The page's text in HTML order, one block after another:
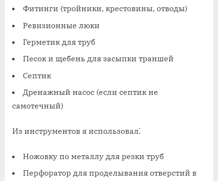
Фитинги (тройники, крестовины, отводы)
Ревизионные люки
Герметик для труб
Песок и щебень для засыпки траншей
Септик
Дренажный насос (если септик не
самотечный)
Из инструментов я использовал⁚
Ножовку по металлу для резки труб
Перфоратор для проделывания отверстий в